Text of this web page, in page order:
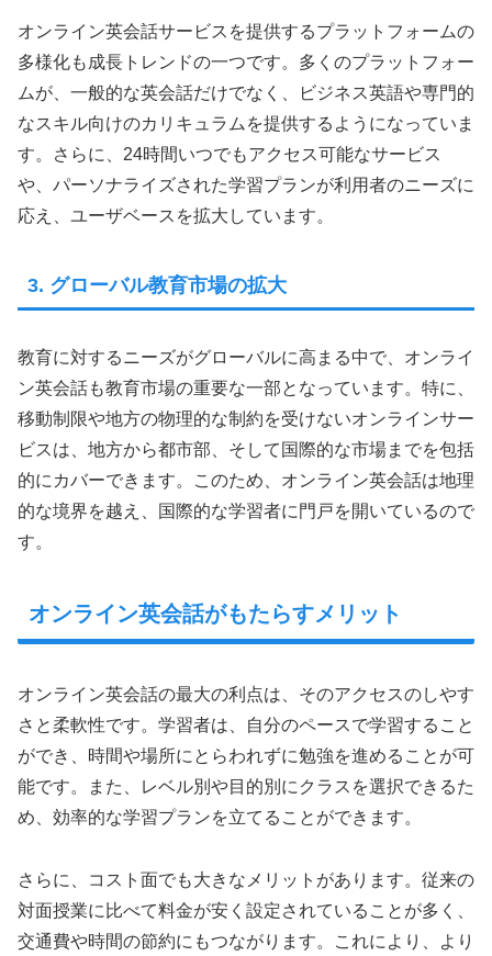
オンライン英会話サービスを提供するプラットフォームの
多様化も成長トレンドの一つです。多くのプラットフォー
ムが、一般的な英会話だけでなく、ビジネス英語や専門的
なスキル向けのカリキュラムを提供するようになっていま
す。さらに、24時間いつでもアクセス可能なサービス
や、パーソナライズされた学習プランが利用者のニーズに
応え、ユーザベースを拡大しています。
3. グローバル教育市場の拡大
教育に対するニーズがグローバルに高まる中で、オンライ
ン英会話も教育市場の重要な一部となっています。特に、
移動制限や地方の物理的な制約を受けないオンラインサー
ビスは、地方から都市部、そして国際的な市場までを包括
的にカバーできます。このため、オンライン英会話は地理
的な境界を越え、国際的な学習者に門戸を開いているので
す。
オンライン英会話がもたらすメリット
オンライン英会話の最大の利点は、そのアクセスのしやす
さと柔軟性です。学習者は、自分のペースで学習すること
ができ、時間や場所にとらわれずに勉強を進めることが可
能です。また、レベル別や目的別にクラスを選択できるた
め、効率的な学習プランを立てることができます。
さらに、コスト面でも大きなメリットがあります。従来の
対面授業に比べて料金が安く設定されていることが多く、
交通費や時間の節約にもつながります。これにより、より